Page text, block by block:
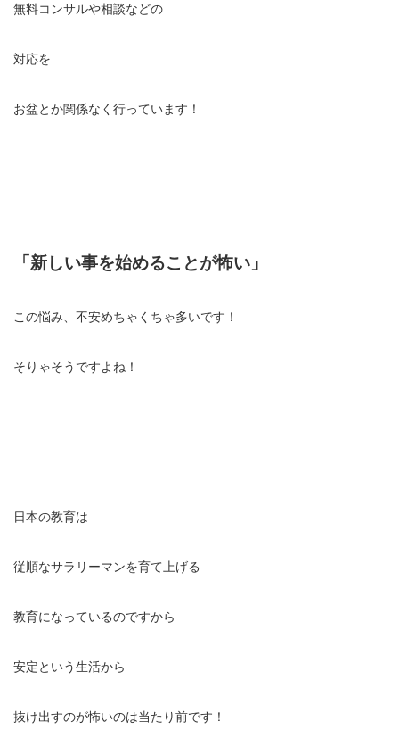
無料コンサルや相談などの
対応を
お盆とか関係なく行っています！
「新しい事を始めることが怖い」
この悩み、不安めちゃくちゃ多いです！
そりゃそうですよね！
日本の教育は
従順なサラリーマンを育て上げる
教育になっているのですから
安定という生活から
抜け出すのが怖いのは当たり前です！